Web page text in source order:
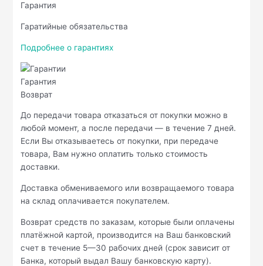
Гарантия
Гаратийные обязательства
Подробнее о гарантиях
Гарантия
Возврат
До передачи товара отказаться от покупки можно в
любой момент, а после передачи — в течение 7 дней.
Если Вы отказываетесь от покупки, при передаче
товара, Вам нужно оплатить только стоимость
доставки.
Доставка обмениваемого или возвращаемого товара
на склад оплачивается покупателем.
Возврат средств по заказам, которые были оплачены
платёжной картой, производится на Ваш банковский
счет в течение 5—30 рабочих дней (срок зависит от
Банка, который выдал Вашу банковскую карту).